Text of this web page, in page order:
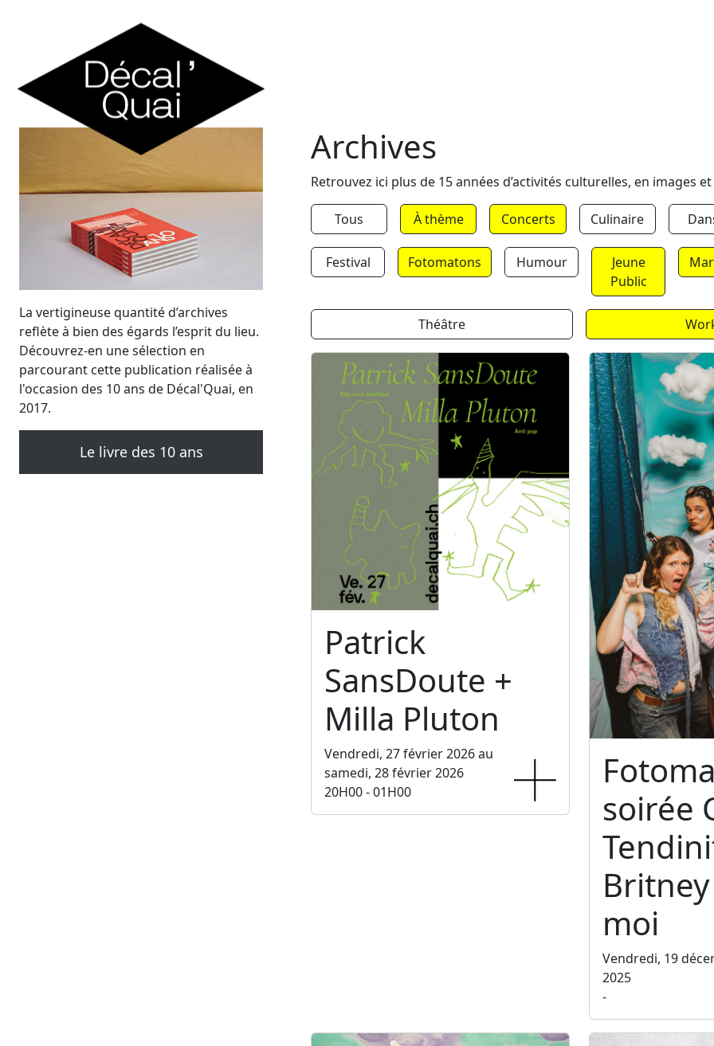
La vertigineuse quantité d’archives
reflète à bien des égards l’esprit du lieu.
Découvrez-en une sélection en
parcourant cette publication réalisée à
l'occasion des 10 ans de Décal'Quai, en
2017.
Le livre des 10 ans
Archives
Retrouvez ici plus de 15 années d’activités culturelles, en images
Tous À thème Concerts Culinaire
Festival Fotomatons Humour
Jeune
Public
Théâtre
Patrick
SansDoute +
Milla Pluton
Vendredi, 27 février 2026 au
samedi, 28 février 2026
20H00 - 01H00
soirée
moi
Vendredi, 19
2025
-